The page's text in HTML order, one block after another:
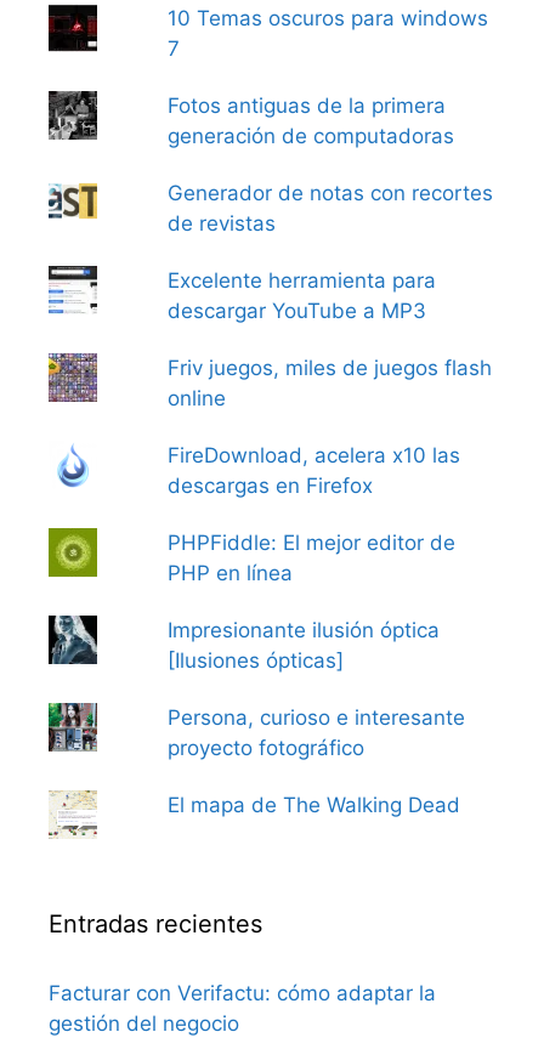
10 Temas oscuros para windows
7
Fotos antiguas de la primera
generación de computadoras
Generador de notas con recortes
de revistas
Excelente herramienta para
descargar YouTube a MP3
Friv juegos, miles de juegos flash
online
FireDownload, acelera x10 las
descargas en Firefox
PHPFiddle: El mejor editor de
PHP en línea
Impresionante ilusión óptica
[Ilusiones ópticas]
Persona, curioso e interesante
proyecto fotográfico
El mapa de The Walking Dead
Entradas recientes
Facturar con Verifactu: cómo adaptar la
gestión del negocio